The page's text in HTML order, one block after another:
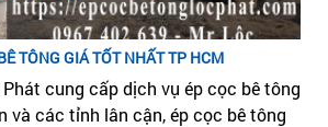
TÔNG GIÁ TỐT NHẤT TP HCM
cung cấp dịch vụ ép cọc bê tông
và các tỉnh lân cận, ép cọc bê tông